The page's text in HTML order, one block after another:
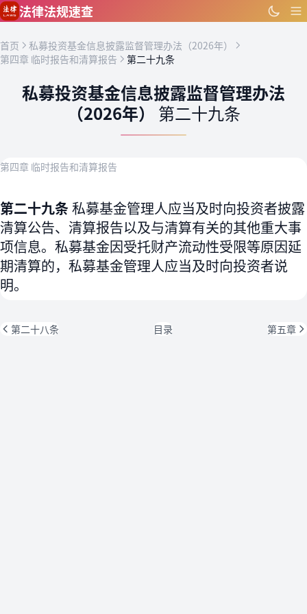
跳到主要内容
法律法规速查
首页
私募投资基金信息披露监督管理办法（2026年）
第四章 临时报告和清算报告
第二十九条
私募投资基金信息披露监督管理办法
（2026年） 第二十九条
第四章 临时报告和清算报告
第二十九条私募基金管理人应当及时向投资者披露
清算公告、清算报告以及与清算有关的其他重大事
项信息。私募基金因受托财产流动性受限等原因延
期清算的，私募基金管理人应当及时向投资者说
明。
第二十八条 目录 第五章